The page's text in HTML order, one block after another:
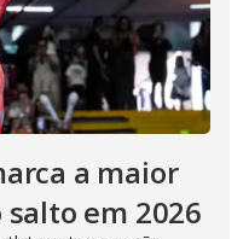
a maior
em 2026